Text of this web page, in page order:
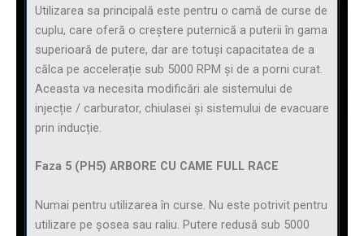
Utilizarea sa principală este pentru o camă de curse de
cuplu, care oferă o creștere puternică a puterii în gama
superioară de putere, dar are totuși capacitatea de a
călca pe accelerație sub 5000 RPM și de a porni curat.
Aceasta va necesita modificări ale sistemului de
injecție / carburator, chiulasei și sistemului de evacuare
prin inducție.
Faza 5 (PH5) ARBORE CU CAME FULL RACE
Numai pentru utilizarea în curse. Nu este potrivit pentru
utilizare pe șosea sau raliu. Putere redusă sub 5000